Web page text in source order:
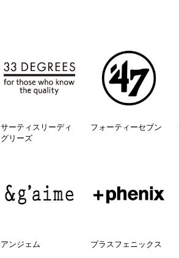
サーティスリーディ
グリーズ
フォーティーセブン
アンジェム プラスフェニックス